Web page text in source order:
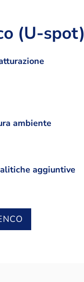
(U-spot)
ambiente
aggiuntive